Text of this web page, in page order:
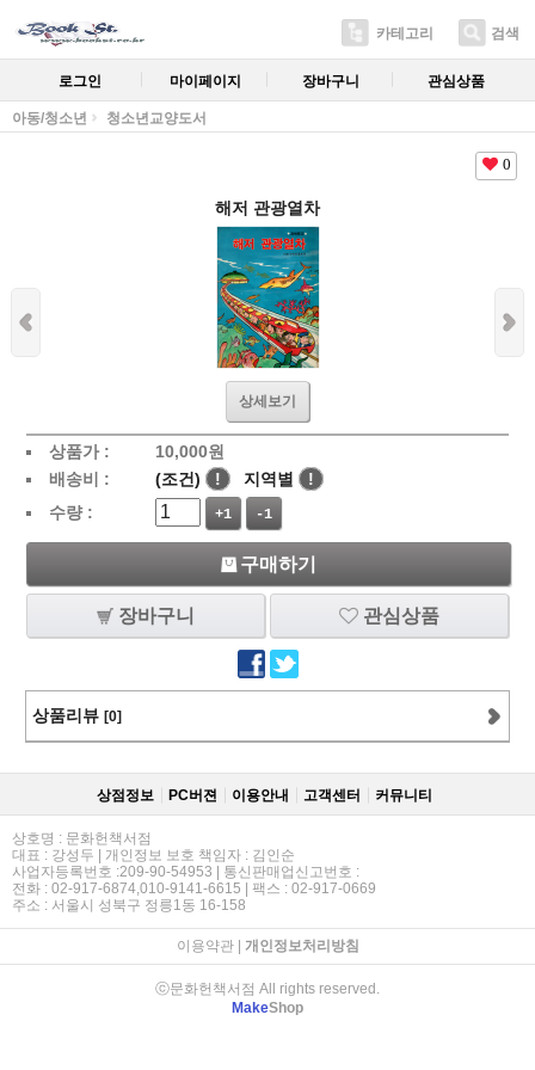
카테고리 검색
로그인 마이페이지 장바구니 관심상품
아동/청소년 청소년교양도서
0
해저 관광열차
상세보기
상품가 : 10,000원
배송비 :
(조건) ! 지역별
!
수량 :
+1 -1
구매하기
장바구니 관심상품
상품리뷰 [0]
상점정보 PC버젼 이용안내 고객센터 커뮤니티
상호명 : 문화헌책서점
대표 : 강성두 | 개인정보 보호 책임자 : 김인순
사업자등록번호 :209-90-54953 | 통신판매업신고번호 :
전화 : 02-917-6874,010-9141-6615 | 팩스 : 02-917-0669
주소 : 서울시 성북구 정릉1동 16-158
이용약관| 개인정보처리방침
ⓒ문화헌책서점 All rights reserved.
MakeShop